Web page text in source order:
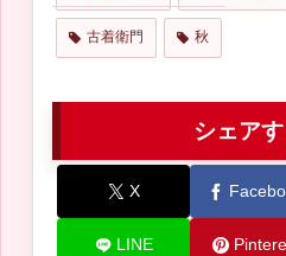
古着衛門 秋
シェア
X
LINE